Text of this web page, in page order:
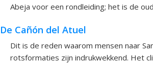
Abeja voor een rondleiding; het is de
De Cañón del Atuel
Dit is de reden waarom mensen naar
rotsformaties zijn indrukwekkend. Het